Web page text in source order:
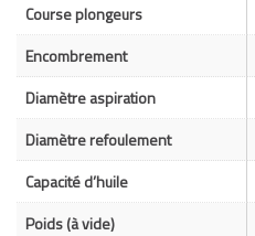
Course plongeurs
Encombrement
Diamètre aspiration
Diamètre refoulement
Capacité d’huile
Poids (à vide)